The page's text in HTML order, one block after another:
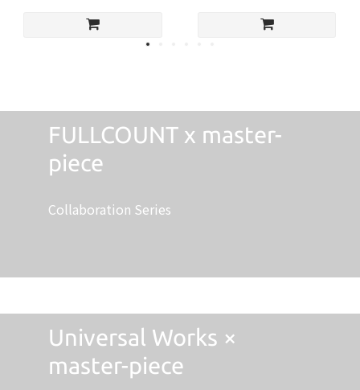
FULLCOUNT x master-
piece
Collaboration Series
Universal Works ×
master-piece